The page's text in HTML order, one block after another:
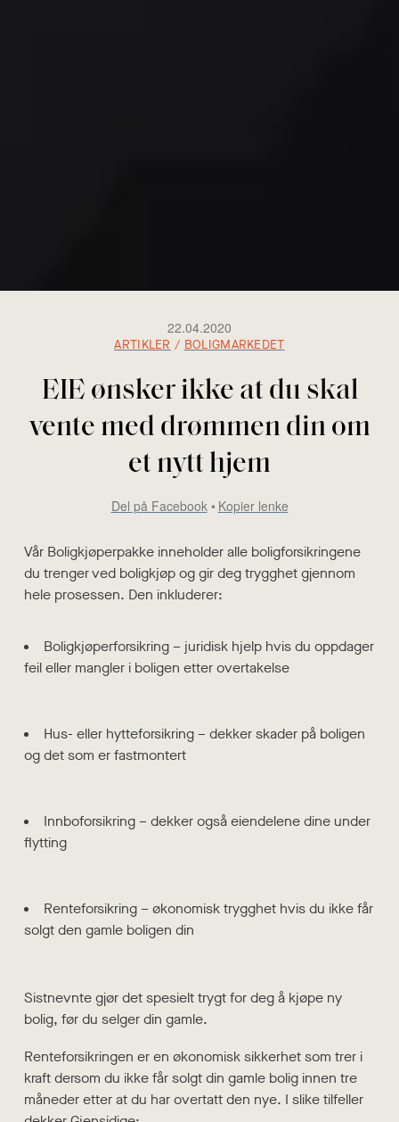
22.04.2020
ARTIKLER / BOLIGMARKEDET
EIE ønsker ikke at du skal
vente med drømmen din om
et nytt hjem
Del på Facebook Kopier lenke
Vår Boligkjøperpakke inneholder alle boligforsikringene
du trenger ved boligkjøp og gir deg trygghet gjennom
hele prosessen. Den inkluderer:
Boligkjøperforsikring – juridisk hjelp hvis du oppdager
feil eller mangler i boligen etter overtakelse
Hus- eller hytteforsikring – dekker skader på boligen
og det som er fastmontert
Innboforsikring – dekker også eiendelene dine under
flytting
Renteforsikring – økonomisk trygghet hvis du ikke får
solgt den gamle boligen din
Sistnevnte gjør det spesielt trygt for deg å kjøpe ny
bolig, før du selger din gamle.
Renteforsikringen er en økonomisk sikkerhet som trer i
kraft dersom du ikke får solgt din gamle bolig innen tre
måneder etter at du har overtatt den nye. I slike tilfeller